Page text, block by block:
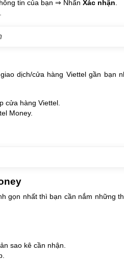
tin của bạn ⇒ Nhấn Xác nhận
dịch/cửa hàng Viettel gần bạn
cửa hàng Viettel.
Money.
gọn nhất thì bạn cần nắm những
sao kê cần nhận.